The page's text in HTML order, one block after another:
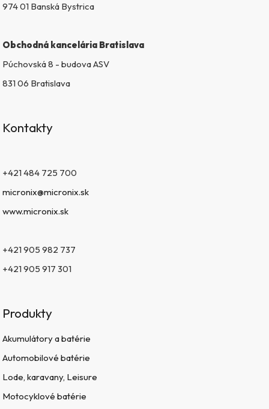
974 01 Banská Bystrica
Obchodná kancelária Bratislava
Púchovská 8 - budova ASV
831 06 Bratislava
Kontakty
+421 484 725 700
micronix@micronix.sk
www.micronix.sk
+421 905 982 737
+421 905 917 301
Produkty
Akumulátory a batérie
Automobilové batérie
Lode, karavany, Leisure
Motocyklové batérie